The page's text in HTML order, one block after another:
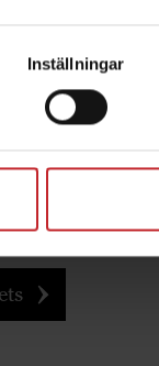
Inställningar
400, Cultus 425-
425-525, Opus,